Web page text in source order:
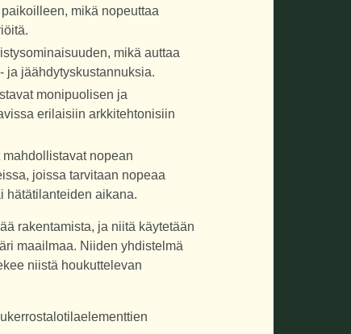
mikä nopeuttaa
mikä auttaa
ja jäähdytyskustannuksia.
monipuolisen ja
erilaisiin arkkitehtonisiin
nopean
joissa tarvitaan nopeaa
hätätilanteiden aikana.
rakentamista, ja niitä käytetään
maailmaa. Niiden yhdistelmä
niistä houkuttelevan